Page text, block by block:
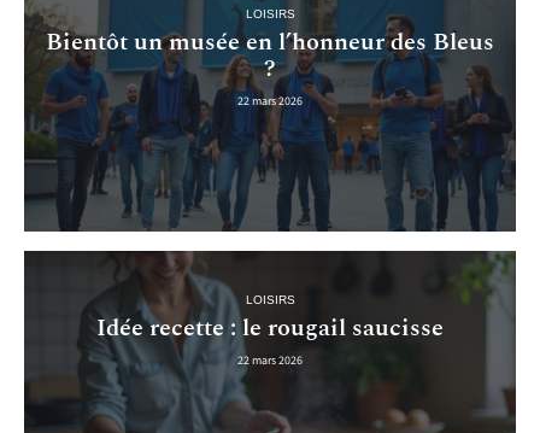
LOISIRS
Bientôt un musée en l’honneur des Bleus
?
22 mars 2026
LOISIRS
Idée recette : le rougail saucisse
22 mars 2026